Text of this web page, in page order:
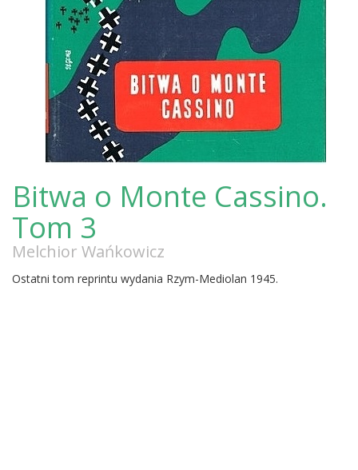
Bitwa o Monte Cassino.
Tom 3
Melchior Wańkowicz
Ostatni tom reprintu wydania Rzym-Mediolan 1945.